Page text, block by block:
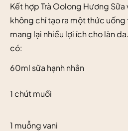
Kết hợp Trà Oolong Hương Sữa
không chỉ tạo ra một thức
mang lại nhiều lợi ích cho làn
có:
60ml sữa hạnh nhân
1 chút muối
1 muỗng vani